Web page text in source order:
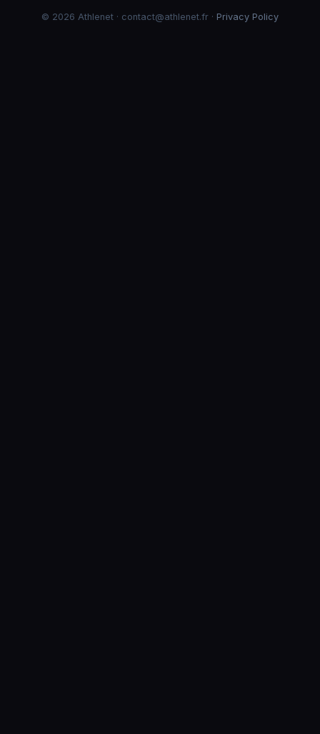
© 2026 Athlenet · contact@athlenet.fr · Privacy Policy